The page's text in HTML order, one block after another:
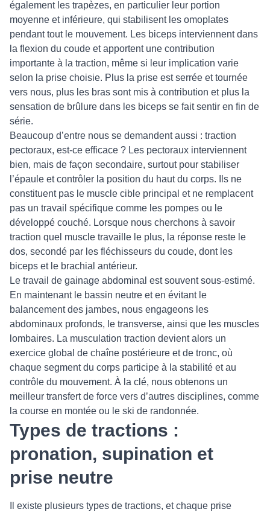
également les trapèzes, en particulier leur portion
moyenne et inférieure, qui stabilisent les omoplates
pendant tout le mouvement. Les biceps interviennent dans
la flexion du coude et apportent une contribution
importante à la traction, même si leur implication varie
selon la prise choisie. Plus la prise est serrée et tournée
vers nous, plus les bras sont mis à contribution et plus la
sensation de brûlure dans les biceps se fait sentir en fin de
série.
Beaucoup d’entre nous se demandent aussi : traction
pectoraux, est-ce efficace ? Les pectoraux interviennent
bien, mais de façon secondaire, surtout pour stabiliser
l’épaule et contrôler la position du haut du corps. Ils ne
constituent pas le muscle cible principal et ne remplacent
pas un travail spécifique comme les pompes ou le
développé couché. Lorsque nous cherchons à savoir
traction quel muscle travaille le plus, la réponse reste le
dos, secondé par les fléchisseurs du coude, dont les
biceps et le brachial antérieur.
Le travail de gainage abdominal est souvent sous-estimé.
En maintenant le bassin neutre et en évitant le
balancement des jambes, nous engageons les
abdominaux profonds, le transverse, ainsi que les muscles
lombaires. La musculation traction devient alors un
exercice global de chaîne postérieure et de tronc, où
chaque segment du corps participe à la stabilité et au
contrôle du mouvement. À la clé, nous obtenons un
meilleur transfert de force vers d’autres disciplines, comme
la course en montée ou le ski de randonnée.
Types de tractions :
pronation, supination et
prise neutre
Il existe plusieurs types de tractions, et chaque prise